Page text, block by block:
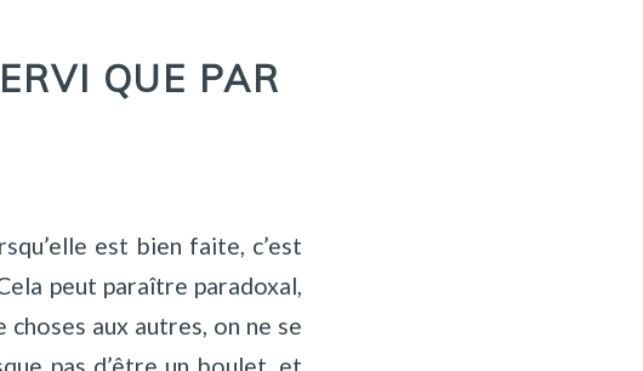
QUE PAR
est bien faite, c’est
peut paraître paradoxal,
choses aux autres, on ne se
pas d’être un boulet, et